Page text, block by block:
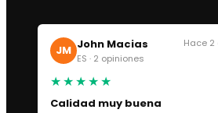
JM John Macias
ES · 2 opiniones
Hace
★★★★★
Calidad muy buena